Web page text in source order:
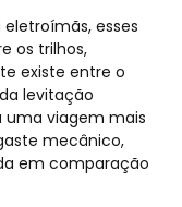
esses
os trilhos,
existe entre o
levitação
viagem mais
mecânico,
em comparação